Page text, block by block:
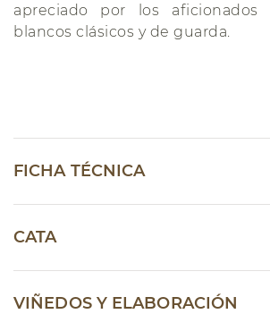
apreciado por los
blancos clásicos y de guarda.
FICHA TÉCNICA
CATA
VIÑEDOS Y ELABORACIÓN